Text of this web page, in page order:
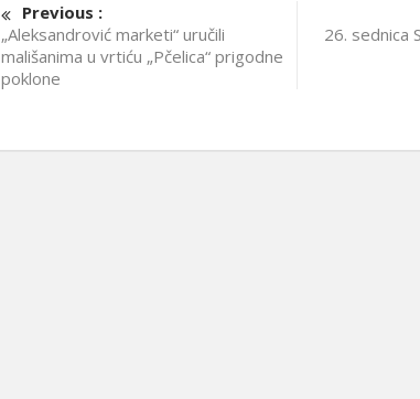
Previous :
„Aleksandrović marketi“ uručili
mališanima u vrtiću „Pčelica“ prigodne
poklone
26. sednica